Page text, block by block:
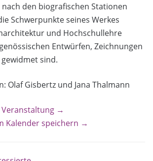
den biografischen Stationen
Schwerpunkte seines Werkes
und Hochschullehre
Entwürfen, Zeichnungen
sind.
Olaf Gisbertz und Jana Thalmann
→
Kalender speichern →